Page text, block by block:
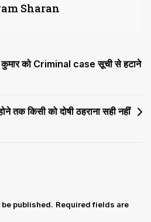
दिनेश
Sharan
कुमार को Criminal case सूची से हटाने
तक किसी को दोषी ठहराना सही नहीं
published. Required fields are